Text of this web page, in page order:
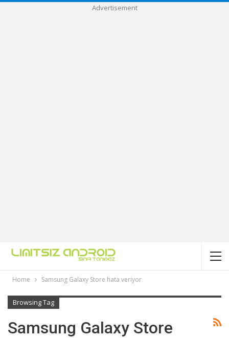
Advertisement
Home Samsung Galaxy Store hata veriyor
Browsing Tag
Samsung Galaxy Store